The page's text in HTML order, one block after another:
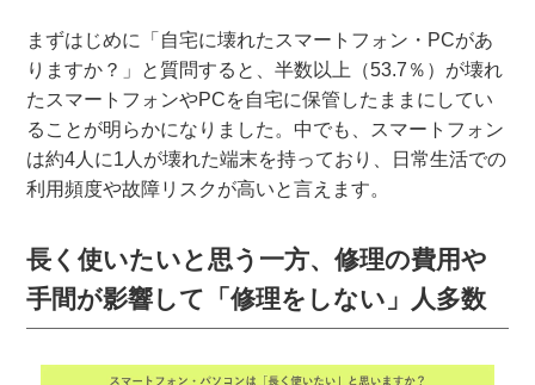
まずはじめに「自宅に壊れたスマートフォン・PCがあ
りますか？」と質問すると、半数以上（53.7％）が壊れ
たスマートフォンやPCを自宅に保管したままにしてい
ることが明らかになりました。中でも、スマートフォン
は約4人に1人が壊れた端末を持っており、日常生活での
利用頻度や故障リスクが高いと言えます。
長く使いたいと思う一方、修理の費用や
手間が影響して「修理をしない」人多数